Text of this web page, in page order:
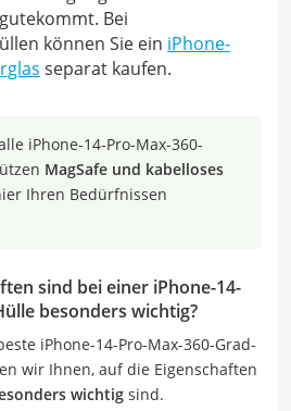
Bei
können Sie ein iPhone-
separat kaufen.
iPhone-14-Pro-Max-360-
MagSafe und kabelloses
Ihren Bedürfnissen
sind bei einer iPhone-14-
besonders wichtig?
iPhone-14-Pro-Max-360-Grad-
wir Ihnen, auf die Eigenschaften
wichtig sind.